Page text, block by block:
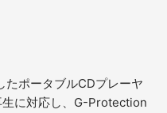
たポータブルCDプレーヤ
に対応し、G-Protection